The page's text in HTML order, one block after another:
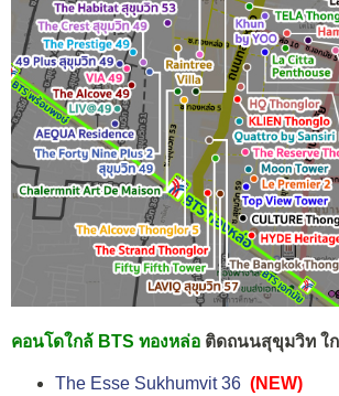
คอนโดใกล้ BTS ทองหล่อ ติดถนนสุขุมวิท ใ
The Esse Sukhumvit 36 (NEW)